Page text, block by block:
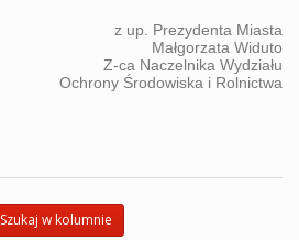
z up. Prezydenta Miasta
Małgorzata Widuto
Z-ca Naczelnika Wydziału
Ochrony Środowiska i Rolnictwa
Szukaj w kolumnie